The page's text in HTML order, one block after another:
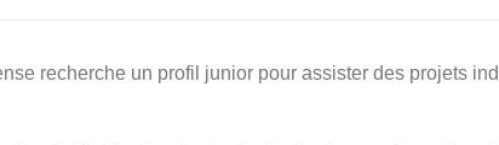
recherche un profil junior pour assister des projets